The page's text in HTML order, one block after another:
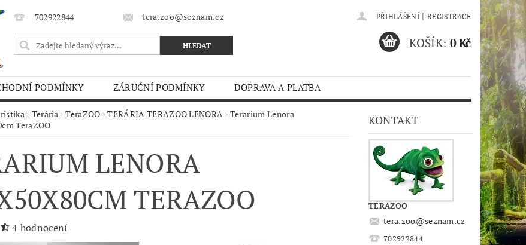
702922844 tera.zoo@seznam.cz PŘIHLÁŠENÍ | REGISTRACE
KOŠÍK: 0 Kč
PODMÍNKY ZÁRUČNÍ PODMÍNKY
DOPRAVA A PLATBA
Terária TeraZOO TERÁRIA TERAZOO LENORA
Terarium Lenora
TeraZOO
LENORA
TERAZOO
4 hodnocení
KONTAKT
TERAZOO
tera.zoo@seznam.cz
702922844